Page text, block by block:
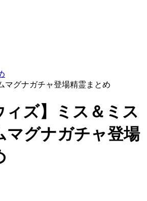
マグナガチャ登場精霊まとめ
ィズ】ミス＆ミス
マグナガチャ登場